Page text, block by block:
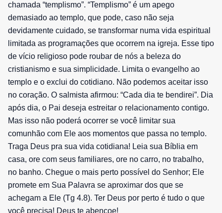
chamada “templismo”. “Templismo” é um apego
demasiado ao templo, que pode, caso não seja
devidamente cuidado, se transformar numa vida espiritual
limitada as programações que ocorrem na igreja. Esse tipo
de vício religioso pode roubar de nós a beleza do
cristianismo e sua simplicidade. Limita o evangelho ao
templo e o exclui do cotidiano. Não podemos aceitar isso
no coração. O salmista afirmou: “Cada dia te bendirei”. Dia
após dia, o Pai deseja estreitar o relacionamento contigo.
Mas isso não poderá ocorrer se você limitar sua
comunhão com Ele aos momentos que passa no templo.
Traga Deus pra sua vida cotidiana! Leia sua Bíblia em
casa, ore com seus familiares, ore no carro, no trabalho,
no banho. Chegue o mais perto possível do Senhor; Ele
promete em Sua Palavra se aproximar dos que se
achegam a Ele (Tg 4.8). Ter Deus por perto é tudo o que
você precisa! Deus te abençoe!